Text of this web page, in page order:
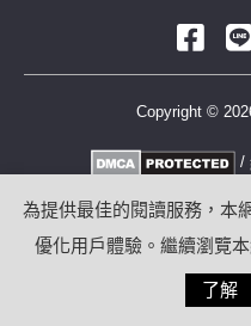
Copyright ©
/
為提供最佳的閱讀服務，本
優化用戶體驗。繼續瀏覽
了解